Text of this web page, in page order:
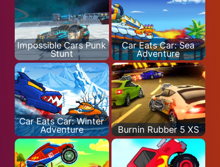
Impossible Cars Punk
Stunt
Car Eats Car: Sea
Adventure
Car Eats Car: Winter
Adventure
Burnin Rubber 5 XS